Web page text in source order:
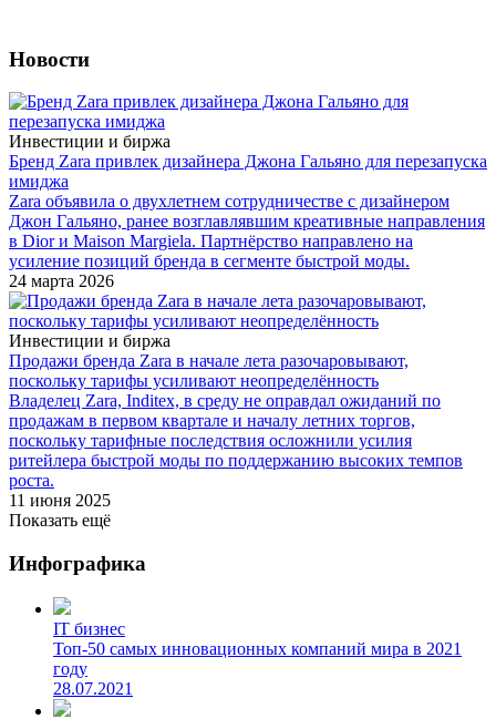
Новости
Инвестиции и биржа
Бренд Zara привлек дизайнера Джона Гальяно для перезапуска
имиджа
Zara объявила о двухлетнем сотрудничестве с дизайнером
Джон Гальяно, ранее возглавлявшим креативные направления
в Dior и Maison Margiela. Партнёрство направлено на
усиление позиций бренда в сегменте быстрой моды.
24 марта 2026
Инвестиции и биржа
Продажи бренда Zara в начале лета разочаровывают,
поскольку тарифы усиливают неопределённость
Владелец Zara, Inditex, в среду не оправдал ожиданий по
продажам в первом квартале и началу летних торгов,
поскольку тарифные последствия осложнили усилия
ритейлера быстрой моды по поддержанию высоких темпов
роста.
11 июня 2025
Показать ещё
Инфографика
IT бизнес
Топ-50 самых инновационных компаний мира в 2021
году
28.07.2021